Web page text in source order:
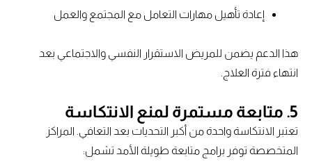
إعادة تأهيل مهارات التعامل مع المجتمع والعمل
هذا الدعم يضمن للمريض الاستقرار النفسي والاجتماعي بعد
انتهاء فترة العلاج.
5. متابعة مستمرة لمنع الانتكاسة
تعتبر الانتكاسة واحدة من أكبر التحديات بعد التعافي. المراكز
المتخصصة توفر برامج متابعة طويلة الأمد تشمل: